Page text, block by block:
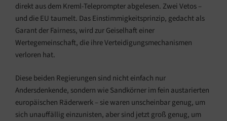
direkt aus dem Kreml-Teleprompter abgelesen. Zwei Vetos –
und die EU taumelt. Das Einstimmigkeitsprinzip, gedacht als
Garant der Fairness, wird zur Geiselhaft einer
Wertegemeinschaft, die ihre Verteidigungsmechanismen
verloren hat.
Diese beiden Regierungen sind nicht einfach nur
Andersdenkende, sondern wie Sandkörner im fein austarierten
europäischen Räderwerk – sie waren unscheinbar genug, um
sich unauffällig einzunisten, aber sind jetzt groß genug, um